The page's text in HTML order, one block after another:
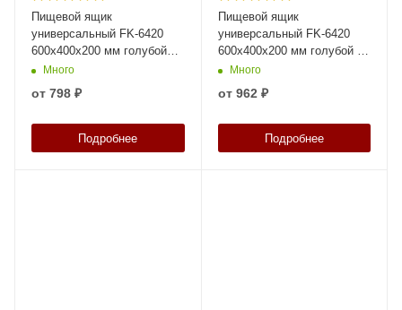
Пищевой ящик
универсальный FK-6420
600х400х200 мм голубой
ЭКО со сплошными
стенками и дном
Много
от 798 ₽
Подробнее
Пищевой ящик
универсальный FK-6420
600х400х200 мм голубой со
сплошными стенками и
Много
от 962 ₽
Подробнее